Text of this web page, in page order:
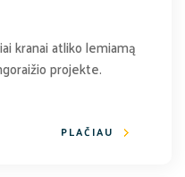
kranai atliko lemiamą
projekte.
PLAČIAU